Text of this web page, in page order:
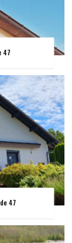
47
47